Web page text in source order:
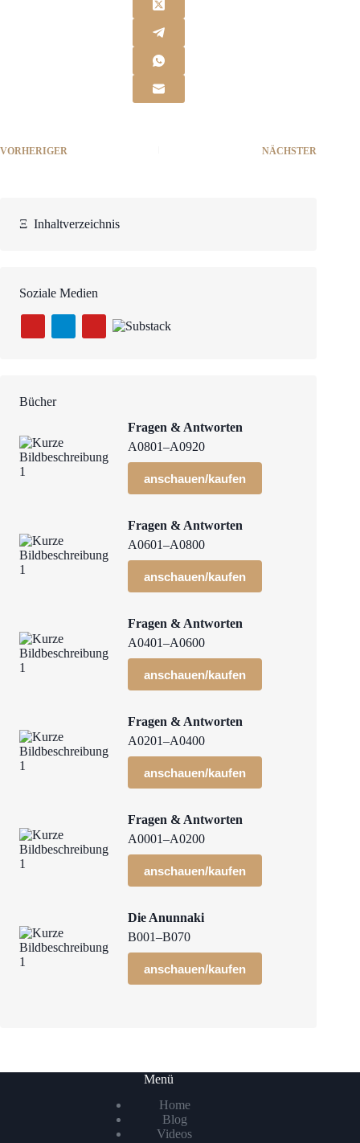
VORHERIGER NÄCHSTER
Ξ Inhaltverzeichnis
Soziale Medien
Bücher
Fragen & Antworten
A0801–A0920
anschauen/kaufen
Fragen & Antworten
A0601–A0800
anschauen/kaufen
Fragen & Antworten
A0401–A0600
anschauen/kaufen
Fragen & Antworten
A0201–A0400
anschauen/kaufen
Fragen & Antworten
A0001–A0200
anschauen/kaufen
Die Anunnaki
B001–B070
anschauen/kaufen
Menü
Home
Blog
Videos